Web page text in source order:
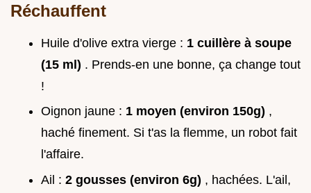
Réchauffent
Huile d'olive extra vierge : 1 cuillère à soupe
(15 ml) . Prends-en une bonne, ça change tout
!
Oignon jaune : 1 moyen (environ 150g) ,
haché finement. Si t'as la flemme, un robot fait
l'affaire.
Ail : 2 gousses (environ 6g) , hachées. L'ail,